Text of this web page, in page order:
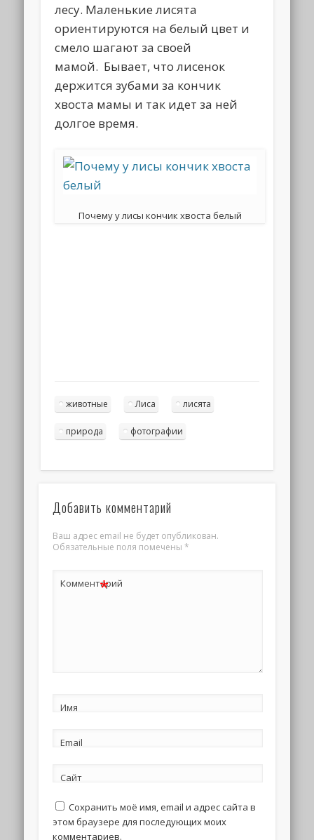
лесу. Маленькие лисята
ориентируются на белый цвет и
смело шагают за своей
мамой. Бывает, что лисенок
держится зубами за кончик
хвоста мамы и так идет за ней
долгое время.
Почему у лисы кончик хвоста белый
животные Лиса лисята
природа фотографии
Добавить комментарий
Ваш адрес email не будет опубликован.
Обязательные поля помечены *
Комментарий
*
Имя
Email
Сайт
Сохранить моё имя, email и адрес сайта в
этом браузере для последующих моих
комментариев.